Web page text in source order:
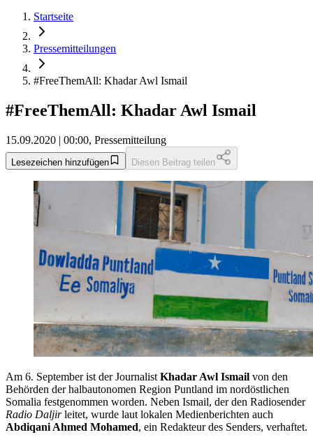
Startseite
Pressemitteilungen
#FreeThemAll: Khadar Awl Ismail
#FreeThemAll: Khadar Awl Ismail
15.09.2020 | 00:00, Pressemitteilung
Lesezeichen hinzufügen Diesen Beitrag teilen
Am 6. September ist der JournalistKhadar Awl Ismail von den
Behörden der halbautonomen Region Puntland im nordöstlichen
Somalia festgenommen worden. Neben Ismail, der den Radiosender
Radio Daljirleitet, wurde laut lokalen Medienberichten auch
Abdiqani Ahmed Mohamed, ein Redakteur des Senders, verhaftet.